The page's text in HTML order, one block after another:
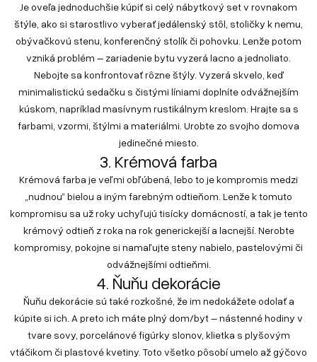
Je oveľa jednoduchšie kúpiť si celý nábytkový set v rovnakom
štýle, ako si starostlivo vyberať jedálenský stôl, stoličky k nemu,
obývačkovú stenu, konferenčný stolík či pohovku. Lenže potom
vzniká problém – zariadenie bytu vyzerá lacno a jednoliato.
Nebojte sa konfrontovať rôzne štýly. Vyzerá skvelo, keď
minimalistickú sedačku s čistými líniami doplníte odvážnejším
kúskom, napríklad masívnym rustikálnym kreslom. Hrajte sa s
farbami, vzormi, štýlmi a materiálmi. Urobte zo svojho domova
jedinečné miesto.
3. Krémová farba
Krémová farba je veľmi obľúbená, lebo to je kompromis medzi
„nudnou“ bielou a iným farebným odtieňom. Lenže k tomuto
kompromisu sa už roky uchyľujú tisícky domácností, a tak je tento
krémový odtieň z roka na rok generickejší a lacnejší. Nerobte
kompromisy, pokojne si namaľujte steny nabielo, pastelovými či
odvážnejšími odtieňmi.
4. Ňuňu dekorácie
Ňuňu dekorácie sú také rozkošné, že im nedokážete odolať a
kúpite si ich. A preto ich máte plný dom/byt – nástenné hodiny v
tvare sovy, porcelánové figúrky slonov, klietka s plyšovým
vtáčikom či plastové kvetiny. Toto všetko pôsobí umelo až gýčovo